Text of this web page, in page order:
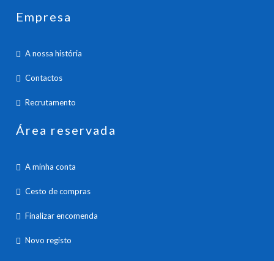
Empresa
A nossa história
Contactos
Recrutamento
Área reservada
A minha conta
Cesto de compras
Finalizar encomenda
Novo registo